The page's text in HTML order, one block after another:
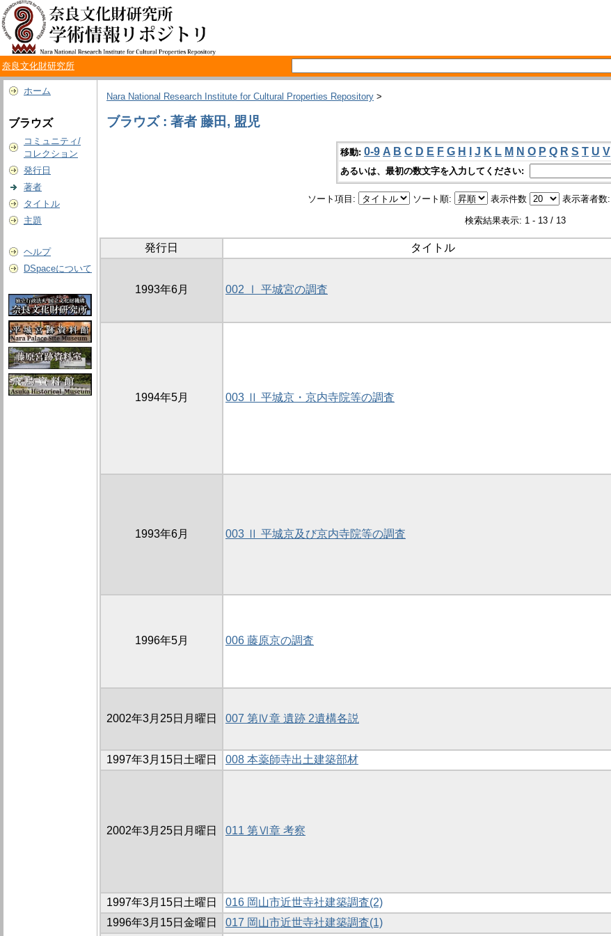
奈良文化財研究所
ホーム
ブラウズ
コミュニティ/
コレクション
発行日
著者
タイトル
主題
ヘルプ
DSpaceについて
Nara National Research Institute for Cultural Properties Repository >
ブラウズ : 著者 藤田, 盟児
移動: 0-9 A B C D E F G H J K L M N O P Q R S T U V
あるいは、最初の数文字を入力してください:
ソート項目: ソート順: 表示件数 表示著者数:
検索結果表示: 1 - 13 / 13
発行日 タイトル
1993年6月 002 Ⅰ 平城宮の調査
1994年5月 003 Ⅱ 平城京・京内寺院等の調査
1993年6月 003 Ⅱ 平城京及び京内寺院等の調査
1996年5月 006 藤原京の調査
2002年3月25日月曜日 007 第Ⅳ章 遺跡 2遺構各説
1997年3月15日土曜日
008 本薬師寺出土建築部材
2002年3月25日月曜日 011 第Ⅵ章 考察
1997年3月15日土曜日
016 岡山市近世寺社建築調査(2)
1996年3月15日金曜日
017 岡山市近世寺社建築調査(1)